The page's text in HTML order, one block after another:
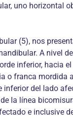
uno horizontal
(5), nos
A nivel
inferior, hacia
o franca
del lado
la línea
e inclusive